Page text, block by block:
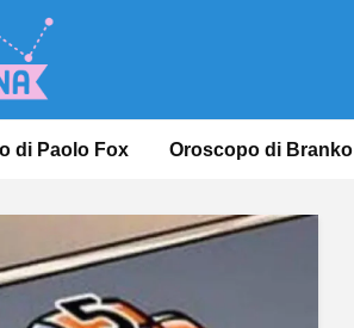
di Paolo Fox Oroscopo di Branko